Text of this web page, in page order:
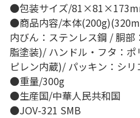
●包装サイズ/
●商品内容/本体
内びん：ステンレス鋼 / 胴
脂塗装)/ ハンドル・フタ：
ピレン内蔵)/ パッキン：シ
●重量/300g
●生産国/中華人民共和国
●JOV-321 SMB